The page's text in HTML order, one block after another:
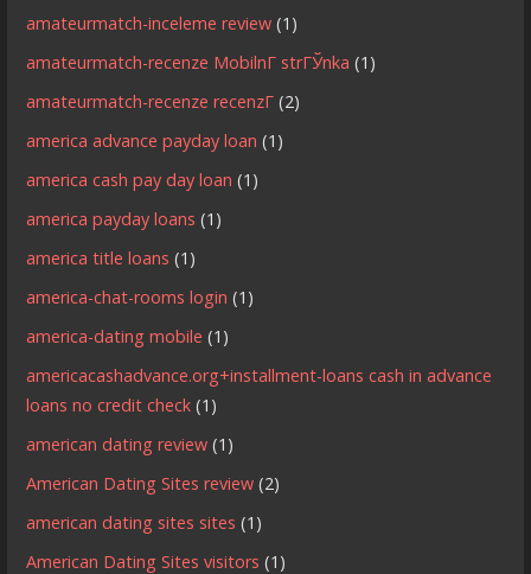
amateurmatch-inceleme review (1)
amateurmatch-recenze MobilnГ­ strГЎnka (1)
amateurmatch-recenze recenzГ­ (2)
america advance payday loan (1)
america cash pay day loan (1)
america payday loans (1)
america title loans (1)
america-chat-rooms login (1)
america-dating mobile (1)
americacashadvance.org+installment-loans cash in advance
loans no credit check (1)
american dating review (1)
American Dating Sites review (2)
american dating sites sites (1)
American Dating Sites visitors (1)